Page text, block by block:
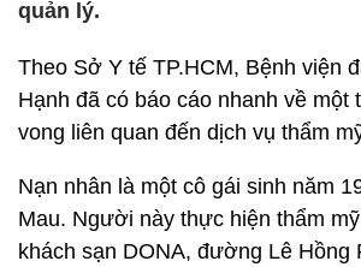
quản lý.
Theo Sở Y tế TP.HCM, Bệnh viện
Hạnh đã có báo cáo nhanh về
vong liên quan đến dịch vụ thẩm
Nạn nhân là một cô gái sinh năm
Mau. Người này thực hiện thẩm
khách sạn DONA, đường Lê Hồng